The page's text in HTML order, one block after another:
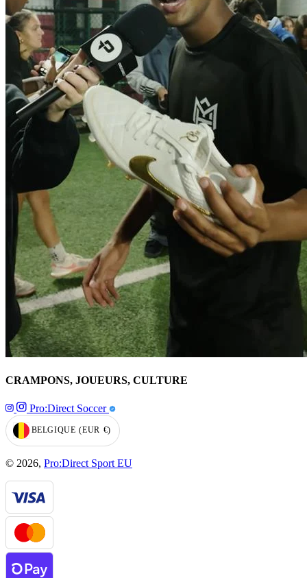
CRAMPONS, JOUEURS, CULTURE
Pro:Direct Soccer
GEOLOCATION BUTTON: BELGIQUE, EUR, €
BELGIQUE (EUR €)
© 2026, Pro:Direct Sport EU